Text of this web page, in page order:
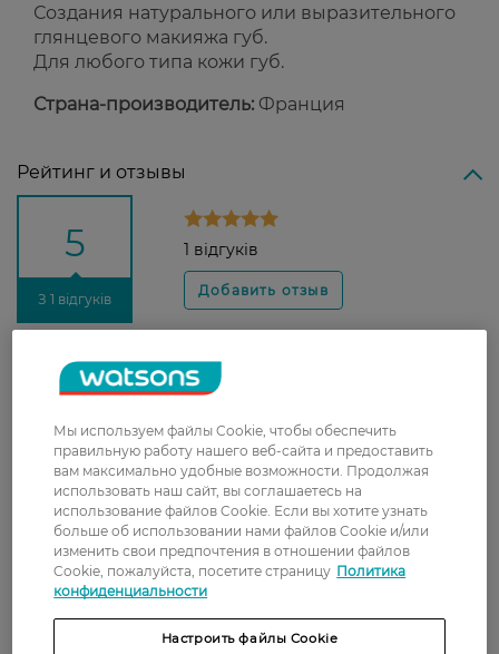
Создания натурального или выразительного
глянцевого макияжа губ.
Для любого типа кожи губ.
Страна-производитель: Франция
Рейтинг и отзывы
5
З 1 відгуків
1 відгуків
Роксолана я обожнюю цей відтінок помади
Доставка
Новая почта
В отделение Новой почты - 99 грн, бесплатно
Мы используем файлы Cookie, чтобы обеспечить
правильную работу нашего веб-сайта и предоставить
вам максимально удобные возможности. Продолжая
использовать наш сайт, вы соглашаетесь на
использование файлов Cookie. Если вы хотите узнать
больше об использовании нами файлов Cookie и/или
изменить свои предпочтения в отношении файлов
Cookie, пожалуйста, посетите страницу Политика
конфиденциальности
Настроить файлы Cookie